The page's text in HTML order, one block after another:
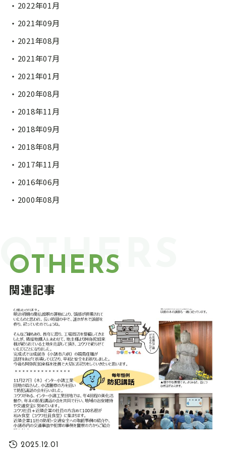
2022年01月
2021年09月
2021年08月
2021年07月
2021年01月
2020年08月
2018年11月
2018年09月
2018年08月
2017年11月
2016年06月
2000年08月
OTHERS
関連記事
2025.12.01